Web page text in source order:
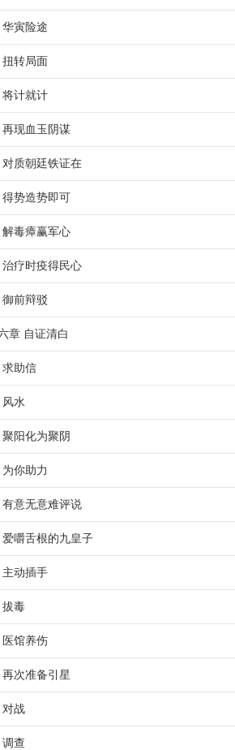
寅险途
转局面
计就计
现血玉阴谋
质朝廷铁证在
势造势即可
毒瘴赢军心
疗时疫得民心
前辩驳
章 自证清白
助信
水
阳化为聚阴
你助力
意无意难评说
嚼舌根的九皇子
动插手
拔毒
馆养伤
次准备引星
对战
查